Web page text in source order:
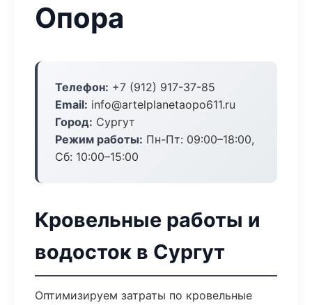
Опора
Телефон: +7 (912) 917-37-85
Email: info@artelplanetaopo611.ru
Город: Сургут
Режим работы: Пн-Пт: 09:00–18:00,
Сб: 10:00–15:00
Кровельные работы и
водосток в Сургут
Оптимизируем затраты по кровельные